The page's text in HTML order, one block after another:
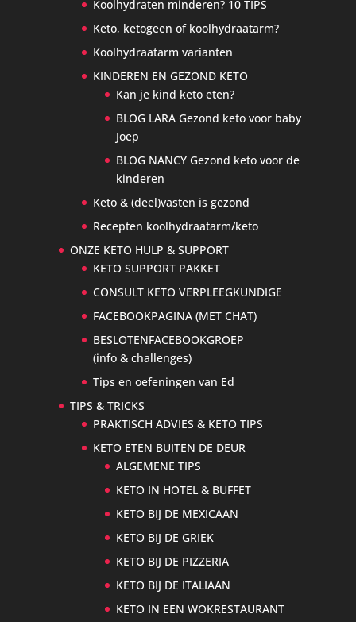
Koolhydraten minderen? 10 TIPS
Keto, ketogeen of koolhydraatarm?
Koolhydraatarm varianten
KINDEREN EN GEZOND KETO
Kan je kind keto eten?
BLOG LARA Gezond keto voor baby
Joep
BLOG NANCY Gezond keto voor de
kinderen
Keto & (deel)vasten is gezond
Recepten koolhydraatarm/keto
ONZE KETO HULP & SUPPORT
KETO SUPPORT PAKKET
CONSULT KETO VERPLEEGKUNDIGE
FACEBOOKPAGINA (MET CHAT)
BESLOTENFACEBOOKGROEP
(info & challenges)
Tips en oefeningen van Ed
TIPS & TRICKS
PRAKTISCH ADVIES & KETO TIPS
KETO ETEN BUITEN DE DEUR
ALGEMENE TIPS
KETO IN HOTEL & BUFFET
KETO BIJ DE MEXICAAN
KETO BIJ DE GRIEK
KETO BIJ DE PIZZERIA
KETO BIJ DE ITALIAAN
KETO IN EEN WOKRESTAURANT